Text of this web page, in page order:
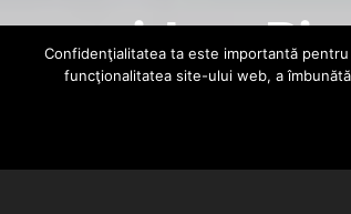
video:
Confidenţialitatea ta este importantă
funcţionalitatea site-ului web, a